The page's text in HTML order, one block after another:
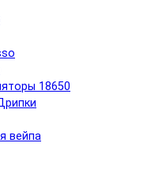
18650
вейпа